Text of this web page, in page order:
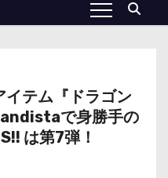
テム『ドラゴン
で身勝手の
は第7弾！